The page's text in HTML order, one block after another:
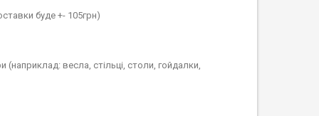
буде +- 105грн)
(наприклад: весла, стільці, столи, гойдалки,